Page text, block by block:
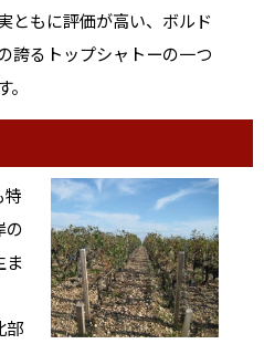
ともに評価が高い、ボルド
誇るトップシャトーの一つ
。
特
の
ま
部